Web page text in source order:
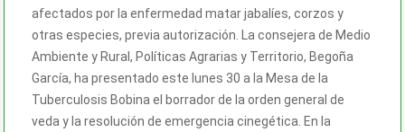
afectados por la enfermedad matar jabalíes, corzos y
otras especies, previa autorización. La consejera de Medio
Ambiente y Rural, Políticas Agrarias y Territorio, Begoña
García, ha presentado este lunes 30 a la Mesa de la
Tuberculosis Bobina el borrador de la orden general de
veda y la resolución de emergencia cinegética. En la